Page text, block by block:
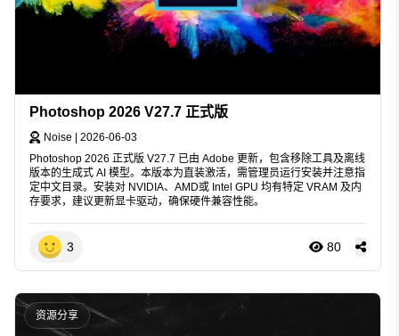
Photoshop 2026 V27.7 正式版
Noise
2026-06-03
Photoshop 2026 正式版 V27.7 已由 Adobe 更新，包含移除工具及离线
版本的生成式 AI 模型。本版本为直装激活，需管理员运行安装并注意指
定中文目录。安装对 NVIDIA、AMD或 Intel GPU 均有特定 VRAM 及内
存要求，建议更新显卡驱动，确保硬件兼容性能。
3 80
资源分享